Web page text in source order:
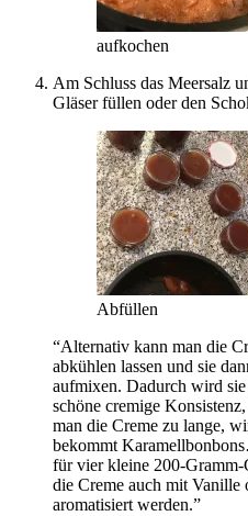
aufkochen
Am Schluss das Meersalz
Gläser füllen oder den
Abfüllen
“Alternativ kann man die
abkühlen lassen und sie
aufmixen. Dadurch wird
schöne cremige
man die Creme zu lange,
bekommt
für vier kleine 200-Gramm-
die Creme auch mit Vanille
aromatisiert werden.”